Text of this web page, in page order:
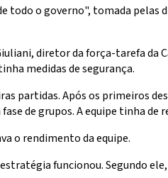
todo o governo", tomada
diretor da força-tarefa da
medidas de segurança.
partidas. Após os primeiros
de grupos. A equipe tinha
o rendimento da equipe.
funcionou. Segundo